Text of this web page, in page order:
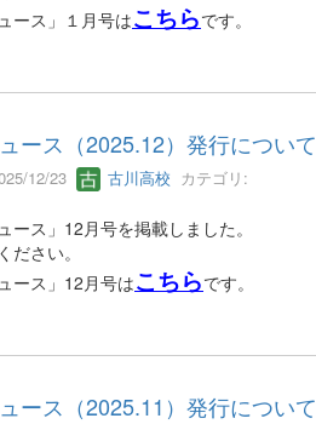
ース」１月号はこちらです。
ース（2025.12）発行について
12/23 古川高校 カテゴリ:
ース」12月号を掲載しました。
ださい。
ース」12月号はこちらです。
ース（2025.11）発行について